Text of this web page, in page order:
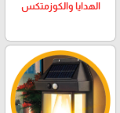
الهدايا والكوزمتكس